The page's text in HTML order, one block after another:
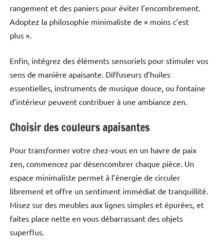
rangement et des paniers pour éviter l’encombrement.
Adoptez la philosophie minimaliste de « moins c’est
plus ».
Enfin, intégrez des éléments sensoriels pour stimuler vos
sens de manière apaisante. Diffuseurs d’huiles
essentielles, instruments de musique douce, ou fontaine
d’intérieur peuvent contribuer à une ambiance zen.
Choisir des couleurs apaisantes
Pour transformer votre chez-vous en un havre de paix
zen, commencez par désencombrer chaque pièce. Un
espace minimaliste permet à l’énergie de circuler
librement et offre un sentiment immédiat de tranquillité.
Misez sur des meubles aux lignes simples et épurées, et
faites place nette en vous débarrassant des objets
superflus.